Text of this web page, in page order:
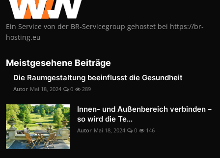
Ein Service von der BR-Servicegroup gehostet bei https://br-
hosting.eu
Meistgesehene Beiträge
Die Raumgestaltung beeinflusst die Gesundheit
Autor Mai 18, 2024 0 289
Innen- und Außenbereich verbinden –
so wird die Te...
Autor Mai 18, 2024 0 146